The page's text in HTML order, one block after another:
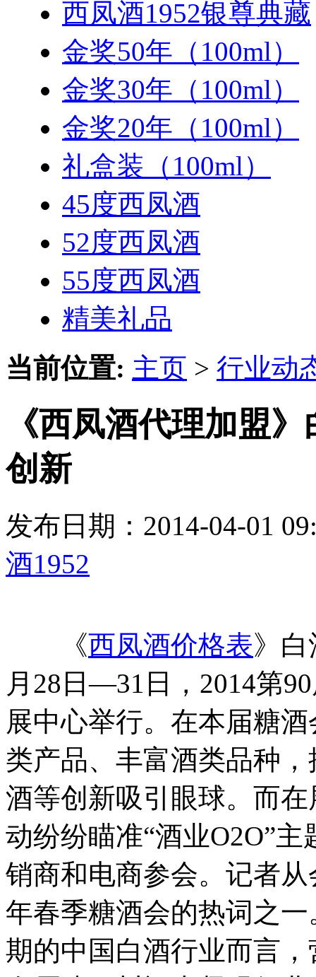
西凤酒1952银尊典藏
金奖50年（100ml）
金奖30年（100ml）
金奖20年（100ml）
礼盒装（100ml）
45度西凤酒
52度西凤酒
55度西凤酒
精美礼品
当前位置: 主页 > 行业动
《西凤酒代理加盟
创新
发布日期：2014-04-01
酒1952
《西凤酒价格表》
月28日—31日，2014第
展中心举行。在本届糖
类产品、丰富酒类品种
酒等创新吸引眼球。而
动纷纷瞄准“酒业O2O”
销商和电商参会。记者
年春季糖酒会的热词之
期的中国白酒行业而言